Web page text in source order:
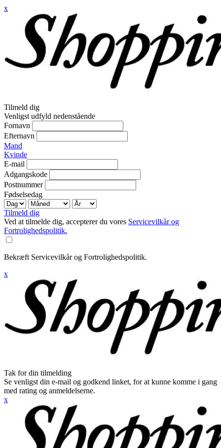
x
Tilmeld dig
Venligst udfyld nedenstående
Fornavn
Efternavn
Mand
Kvinde
E-mail
Adgangskode
Postnummer
Fødselsedag
Tilmeld dig
Ved at tilmelde dig, accepterer du vores Servicevilkår og
Fortrolighedspolitik.
Bekræft Servicevilkår og Fortrolighedspolitik.
x
Tak for din tilmelding
Se venligst din e-mail og godkend linket, for at kunne komme i gang
med rating og anmeldelserne.
x